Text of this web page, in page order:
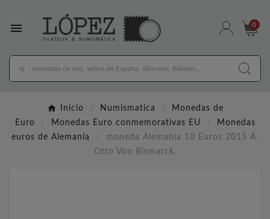
 0
Inicio Numismatica
Monedas de
Euro
Monedas Euro conmemorativas EU
Monedas
euros de Alemania
moneda Alemania 10 Euros 2015 A.
Otto Von Bismarck.